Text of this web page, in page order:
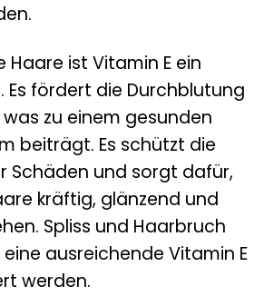
Haare ist Vitamin E ein
Es fördert die Durchblutung
zu einem gesunden
beiträgt. Es schützt die
Schäden und sorgt dafür,
kräftig, glänzend und
Spliss und Haarbruch
ausreichende Vitamin E
werden.